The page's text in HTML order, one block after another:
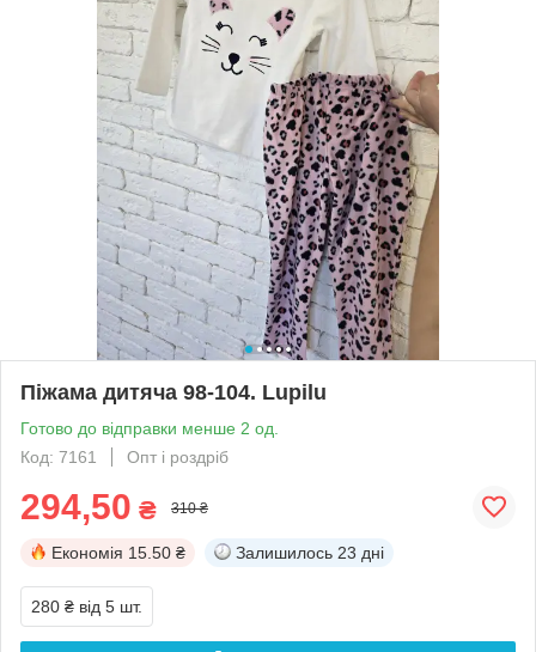
Піжама дитяча 98-104. Lupilu
Готово до відправки менше 2 од.
Код: 7161
Опт і роздріб
294,50 ₴ 310 ₴
Економія 15.50 ₴ Залишилось 23 дні
280 ₴ від 5 шт.